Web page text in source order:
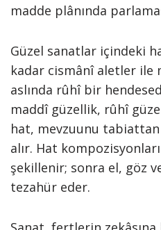
madde plânında
Güzel sanatlar içindeki
kadar cismânî aletler ile
aslında rûhî bir
maddî güzellik, rûhî
hat, mevzuunu
alır. Hat
şekillenir; sonra el, göz
tezahür eder.